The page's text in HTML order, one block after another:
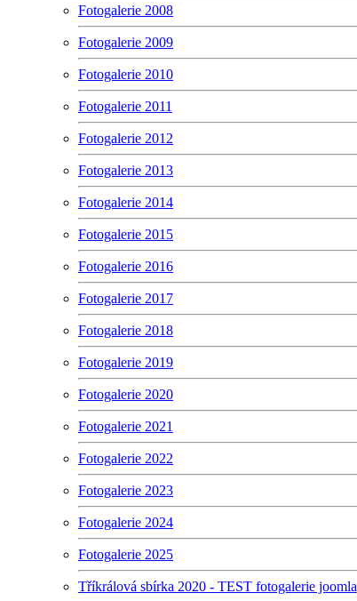
Fotogalerie 2008
Fotogalerie 2009
Fotogalerie 2010
Fotogalerie 2011
Fotogalerie 2012
Fotogalerie 2013
Fotogalerie 2014
Fotogalerie 2015
Fotogalerie 2016
Fotogalerie 2017
Fotogalerie 2018
Fotogalerie 2019
Fotogalerie 2020
Fotogalerie 2021
Fotogalerie 2022
Fotogalerie 2023
Fotogalerie 2024
Fotogalerie 2025
Tříkrálová sbírka 2020 - TEST fotogalerie joomla